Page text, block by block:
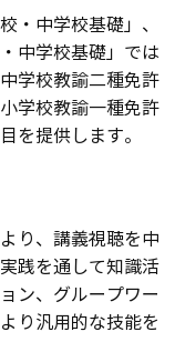
・中学校基礎」、
中学校基礎」では
学校教諭二種免許
学校教諭一種免許
を提供します。
り、講義視聴を中
践を通して知識活
ン、グループワー
り汎用的な技能を